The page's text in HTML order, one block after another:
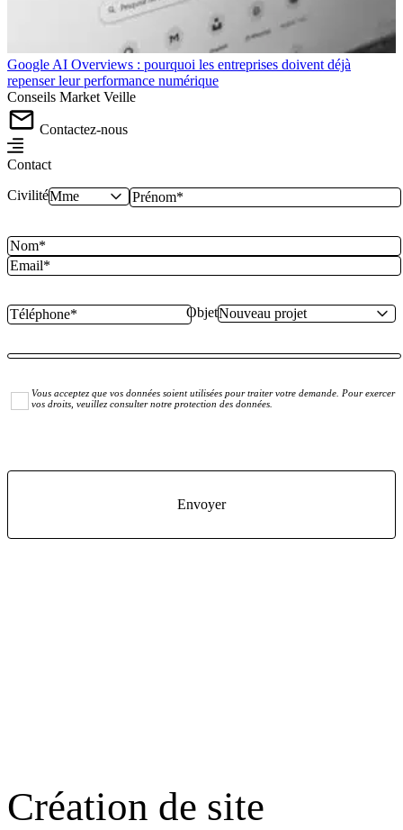
Google AI Overviews : pourquoi les entreprises doivent déjà
repenser leur performance numérique
Conseils Market Veille
Contactez-nous
Contact
Civilité
Objet
Vous acceptez que vos données soient utilisées pour traiter votre demande. Pour exercer
vos droits, veuillez consulter notre protection des données.
Création de site